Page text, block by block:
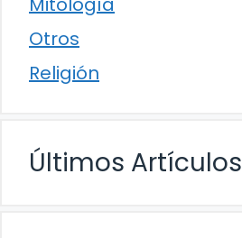
Otros
Religión
Últimos Artículos